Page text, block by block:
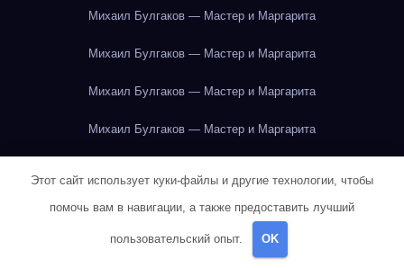
Михаил Булгаков — Мастер и Маргарита
Михаил Булгаков — Мастер и Маргарита
Михаил Булгаков — Мастер и Маргарита
Михаил Булгаков — Мастер и Маргарита
Михаил Булгаков — Мастер и Маргарита
Михаил Булгаков — Мастер и Маргарита
Этот сайт использует куки-файлы и другие технологии, чтобы
помочь вам в навигации, а также предоставить лучший
пользовательский опыт. OK